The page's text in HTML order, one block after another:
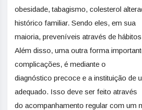
obesidade, tabagismo, colesterol
histórico familiar. Sendo eles, em sua
maioria, preveníveis através de
Além disso, uma outra forma
complicações, é mediante o
diagnóstico precoce e a instituição de
adequado. Isso deve ser feito através
do acompanhamento regular com um